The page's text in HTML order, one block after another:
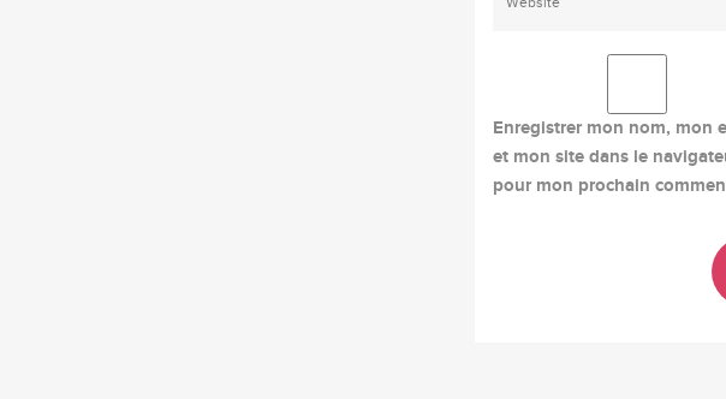
Enregistrer mon nom, mon
et mon site dans le
pour mon prochain